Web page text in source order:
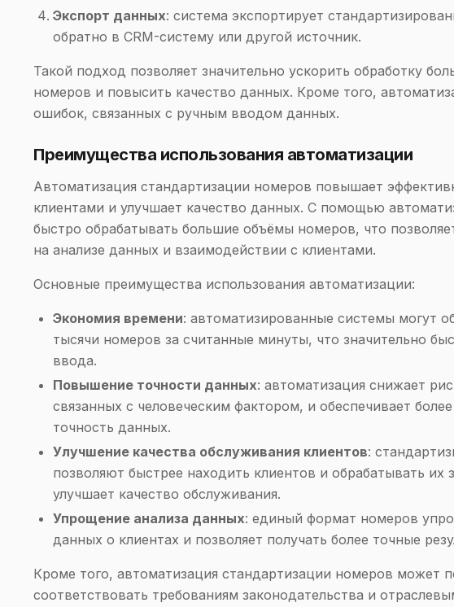
Экспорт данных: система экспортирует
обратно в CRM-систему или другой источник.
Такой подход позволяет значительно ускорить обработку
номеров и повысить качество данных. Кроме того,
ошибок, связанных с ручным вводом данных.
Преимущества использования автоматизации
Автоматизация стандартизации номеров повышает
клиентами и улучшает качество данных. С помощью
быстро обрабатывать большие объёмы номеров, что
на анализе данных и взаимодействии с клиентами.
Основные преимущества использования автоматизации:
Экономия времени: автоматизированные системы могут
тысячи номеров за считанные минуты, что значительно
ввода.
Повышение точности данных: автоматизация снижает
связанных с человеческим фактором, и обеспечивает
точность данных.
Улучшение качества обслуживания клиентов:
позволяют быстрее находить клиентов и обрабатывать их
улучшает качество обслуживания.
Упрощение анализа данных: единый формат номеров
данных о клиентах и позволяет получать более точные
Кроме того, автоматизация стандартизации номеров может
соответствовать требованиям законодательства и